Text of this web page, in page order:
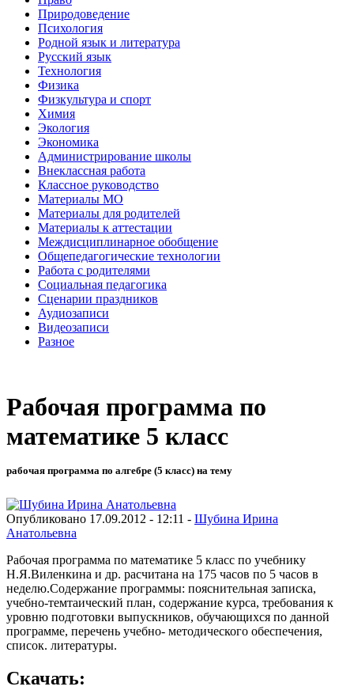
Природоведение
Психология
Родной язык и литература
Русский язык
Технология
Физика
Физкультура и спорт
Химия
Экология
Экономика
Администрирование школы
Внеклассная работа
Классное руководство
Материалы МО
Материалы для родителей
Материалы к аттестации
Междисциплинарное обобщение
Общепедагогические технологии
Работа с родителями
Социальная педагогика
Сценарии праздников
Аудиозаписи
Видеозаписи
Разное
Рабочая программа по
математике 5 класс
рабочая программа по алгебре (5 класс) на тему
Опубликовано 17.09.2012 - 12:11 - Шубина Ирина
Анатольевна
Рабочая программа по математике 5 класс по учебнику
Н.Я.Виленкина и др. расчитана на 175 часов по 5 часов в
неделю.Содержание программы: пояснительная записка,
учебно-темтаический план, содержание курса, требования к
уровню подготовки выпускников, обучающихся по данной
программе, перечень учебно- методического обеспечения,
список. литературы.
Скачать: